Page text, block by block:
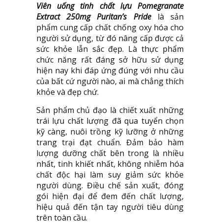
Viên uống tinh chất lựu Pomegranate
Extract 250mg Puritan’s Pridelà sản
phẩm cung cấp chất chống oxy hóa cho
người sử dụng, từ đó nâng cấp được cả
sức khỏe lẫn sắc đẹp. Là thực phẩm
chức năng rất đáng sở hữu sử dụng
hiện nay khi đáp ứng đúng với nhu cầu
của bất cứ người nào, ai mà chẳng thích
khỏe và đẹp chứ.
Sản phẩm chủ đạo là chiết xuất những
trái lựu chất lượng đã qua tuyển chọn
kỹ càng, nuôi trồng kỹ lưỡng ở những
trang trại đạt chuẩn. Đảm bảo hàm
lượng dưỡng chất bên trong là nhiều
nhất, tinh khiết nhất, không nhiễm hóa
chất độc hại làm suy giảm sức khỏe
người dùng. Điều chế sản xuất, đóng
gói hiện đại để đem đến chất lượng,
hiệu quả đến tận tay người tiêu dùng
trên toàn cầu.